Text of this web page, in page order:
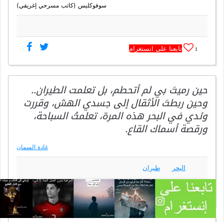
سوفوكليس (كاتب مسرحي إغريقي)
1 تابعنا على انستغرام
حين رميتَ بي لم أتحطم، بل تعلمت الطيران..
وحين ربطتَ الأثقال إلى جسدي الهش، وقررت
وئدي في البحر هذه المرة، تعلمتُ السباحة،
ورقصة أسماك القاع.
غادة السمان
البحر طيران
4 تابعنا على انستغرام